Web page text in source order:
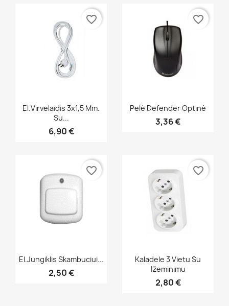
Greita peržiūra
El.virvelaidis 3x1,5 Mm.
Su...
6,90 €
favorite_border
Greita peržiūra
Pelė Defender Optinė
3,36 €
favorite_border
Greita peržiūra
El.jungiklis Skambuciui...
2,50 €
favorite_border
Greita peržiūra
Kaladele 3 Vietu Su
Ižeminimu
2,80 €
favorite_border